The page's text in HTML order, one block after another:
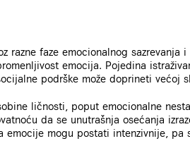
razne faze emocionalnog sazrevanja
emocija. Pojedina
podrške može doprineti većoj
ličnosti, poput emocionalne
da se unutrašnja osećanja
emocije mogu postati intenzivnije,